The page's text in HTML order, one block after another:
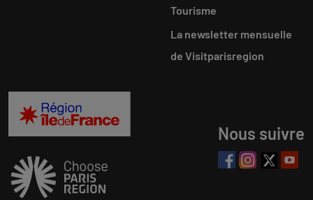
Tourisme
La newsletter mensuelle
de Visitparisregion
Nous suivre